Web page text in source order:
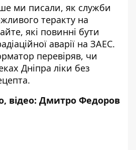
ми писали, як служби
теракту на
які повинні бути
аварії на ЗАЕС.
перевіряв, чи
Дніпра ліки без
.
відео: Дмитро Федоров